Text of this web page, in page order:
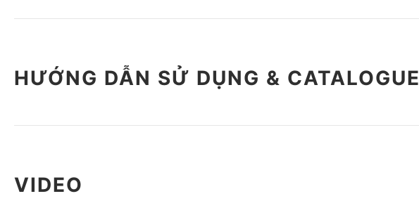
HƯỚNG DẪN SỬ DỤNG & CATALOGUE
VIDEO